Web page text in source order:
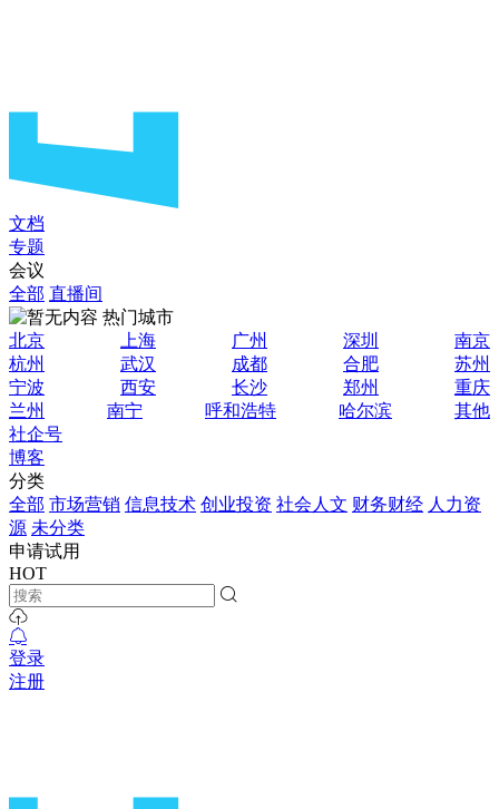
文档
专题
会议
全部 直播间
热门城市
北京
上海 广州 深圳
南京
杭州
武汉 成都 合肥
苏州
宁波
西安 长沙 郑州
重庆
兰州
南宁 呼和浩特 哈尔滨
其他
社企号
博客
分类
全部 市场营销 信息技术 创业投资 社会人文 财务财经 人力资
源 未分类
申请试用
HOT
登录
注册